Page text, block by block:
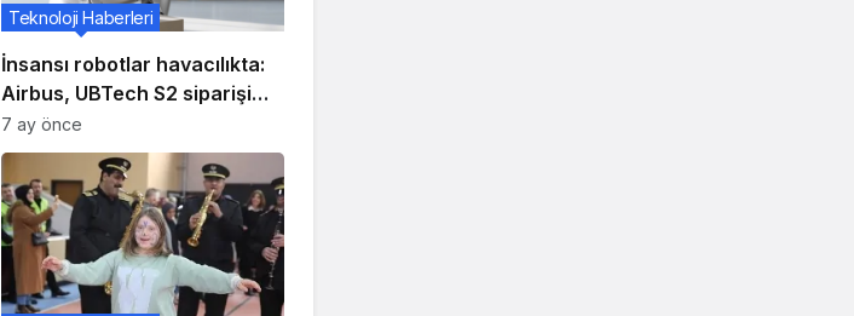
İnsansı robotlar havacılıkta:
Airbus, UBTech S2 siparişi
verdi
Teknoloji Haberleri
7 ay önce